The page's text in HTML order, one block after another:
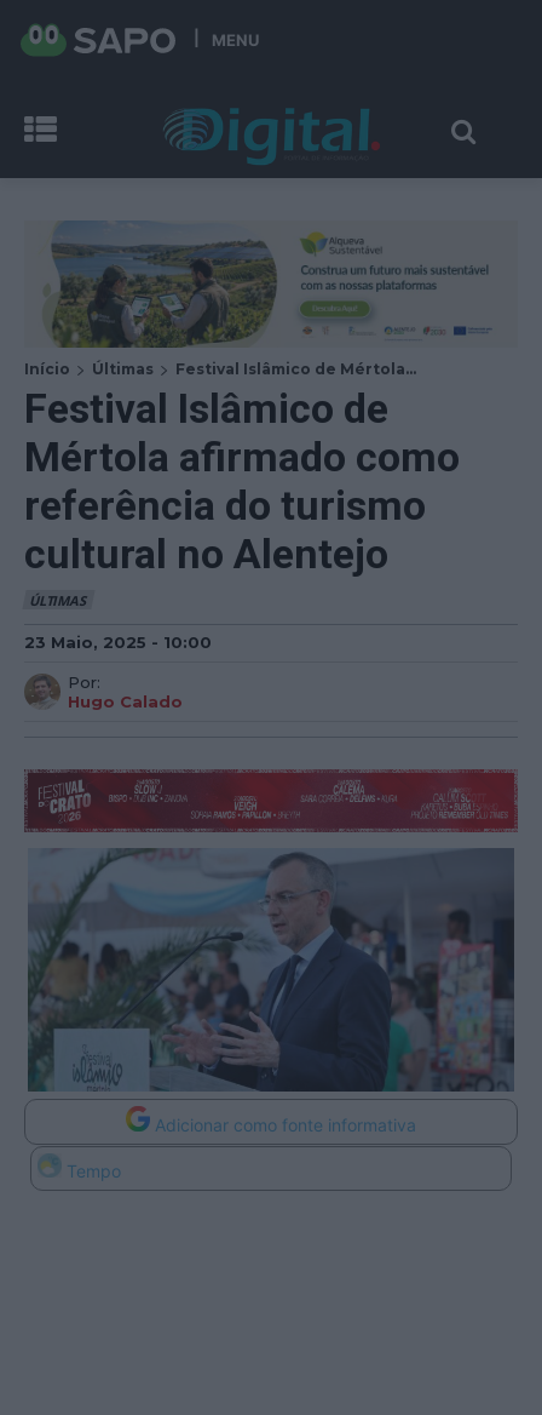
MENU
Início Últimas Festival Islâmico de Mértola...
Festival Islâmico de
Mértola afirmado como
referência do turismo
cultural no Alentejo
ÚLTIMAS
23 Maio, 2025 - 10:00
Por:
Hugo Calado
Adicionar como fonte informativa
Tempo